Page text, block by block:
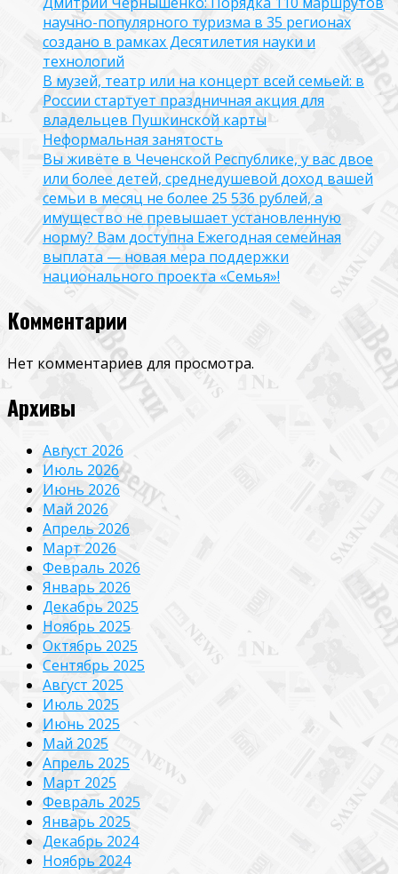
научно-популярного туризма в 35 регионах
создано в рамках Десятилетия науки и
технологий
В музей, театр или на концерт всей семьей: в
России стартует праздничная акция для
владельцев Пушкинской карты
Неформальная занятость
Вы живёте в Чеченской Республике, у вас двое
или более детей, среднедушевой доход вашей
семьи в месяц не более 25 536 рублей, а
имущество не превышает установленную
норму? Вам доступна Ежегодная семейная
выплата — новая мера поддержки
национального проекта «Семья»!
Комментарии
Нет комментариев для просмотра.
Архивы
Август 2026
Июль 2026
Июнь 2026
Май 2026
Апрель 2026
Март 2026
Февраль 2026
Январь 2026
Декабрь 2025
Ноябрь 2025
Октябрь 2025
Сентябрь 2025
Август 2025
Июль 2025
Июнь 2025
Май 2025
Апрель 2025
Март 2025
Февраль 2025
Январь 2025
Декабрь 2024
Ноябрь 2024